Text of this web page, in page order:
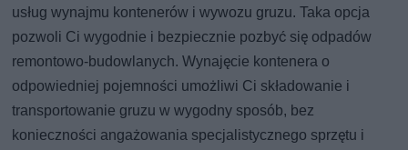
usług wynajmu kontenerów i wywozu gruzu. Taka opcja
pozwoli Ci wygodnie i bezpiecznie pozbyć się odpadów
remontowo-budowlanych. Wynajęcie kontenera o
odpowiedniej pojemności umożliwi Ci składowanie i
transportowanie gruzu w wygodny sposób, bez
konieczności angażowania specjalistycznego sprzętu i